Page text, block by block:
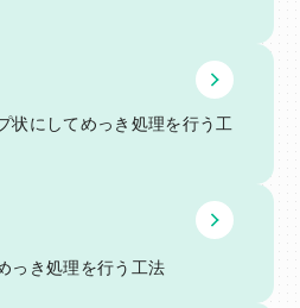
状にしてめっき処理を行う工
っき処理を行う工法